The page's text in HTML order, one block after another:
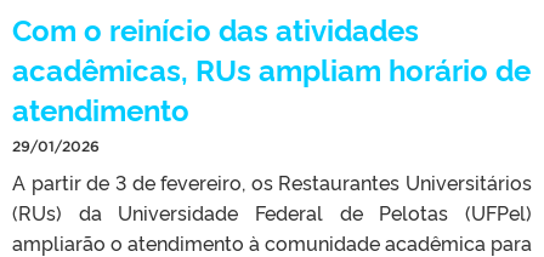
Com o reinício das atividades
acadêmicas, RUs ampliam horário de
atendimento
29/01/2026
A partir de 3 de fevereiro, os Restaurantes Universitários
(RUs) da Universidade Federal de Pelotas (UFPel)
ampliarão o atendimento à comunidade acadêmica para